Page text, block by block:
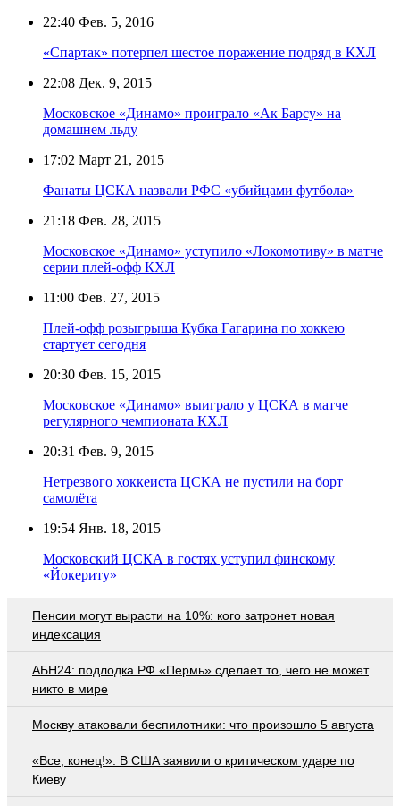
22:40 Фев. 5, 2016
«Спартак» потерпел шестое поражение подряд в КХЛ
22:08 Дек. 9, 2015
Московское «Динамо» проиграло «Ак Барсу» на
домашнем льду
17:02 Март 21, 2015
Фанаты ЦСКА назвали РФС «убийцами футбола»
21:18 Фев. 28, 2015
Московское «Динамо» уступило «Локомотиву» в матче
серии плей-офф КХЛ
11:00 Фев. 27, 2015
Плей-офф розыгрыша Кубка Гагарина по хоккею
стартует сегодня
20:30 Фев. 15, 2015
Московское «Динамо» выиграло у ЦСКА в матче
регулярного чемпионата КХЛ
20:31 Фев. 9, 2015
Нетрезвого хоккеиста ЦСКА не пустили на борт
самолёта
19:54 Янв. 18, 2015
Московский ЦСКА в гостях уступил финскому
«Йокериту»
Пенсии могут вырасти на 10%: кого затронет новая
индексация
АБН24: подлодка РФ «Пермь» сделает то, чего не может
никто в мире
Москву атаковали беспилотники: что произошло 5 августа
«Все, конец!». В США заявили о критическом ударе по
Киеву